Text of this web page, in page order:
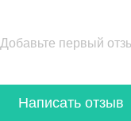
Добавьте первый
Написать отзыв